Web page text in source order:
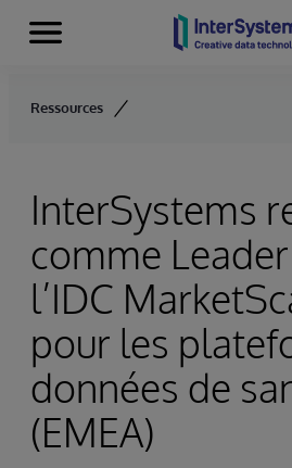
Skip to content
Menu
Ressources
InterSystems
comme
l’IDC
pour les
données de
(EMEA)